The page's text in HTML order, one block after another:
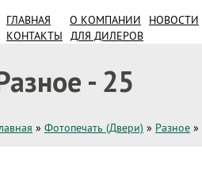
ГЛАВНАЯ О КОМПАНИИ НОВОСТИ
КОНТАКТЫ
ДЛЯ ДИЛЕРОВ
- 25
» Фотопечать (Двери) » Разное »